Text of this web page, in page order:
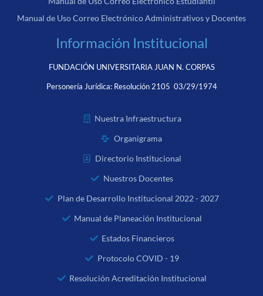
Manual de Uso Correo Electrónico Administrativos y Docentes
Información Institucional
FUNDACIÓN UNIVERSITARIA JUAN N. CORPAS
Personería Jurídica: Resolución 2105 03/29/1974
Nuestra Infraestructura
Organigrama
Directorio Institucional
Nuestros Docentes
Plan de Desarrollo Institucional 2022 - 2027
Manual de Planeación Institucional
Estados Financieros
Protocolo COVID - 19
Resolución Acreditación Institucional